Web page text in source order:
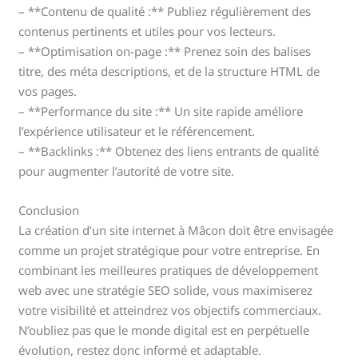
– **Contenu de qualité :** Publiez régulièrement des
contenus pertinents et utiles pour vos lecteurs.
– **Optimisation on-page :** Prenez soin des balises
titre, des méta descriptions, et de la structure HTML de
vos pages.
– **Performance du site :** Un site rapide améliore
l’expérience utilisateur et le référencement.
– **Backlinks :** Obtenez des liens entrants de qualité
pour augmenter l’autorité de votre site.
Conclusion
La création d’un site internet à Mâcon doit être envisagée
comme un projet stratégique pour votre entreprise. En
combinant les meilleures pratiques de développement
web avec une stratégie SEO solide, vous maximiserez
votre visibilité et atteindrez vos objectifs commerciaux.
N’oubliez pas que le monde digital est en perpétuelle
évolution, restez donc informé et adaptable.